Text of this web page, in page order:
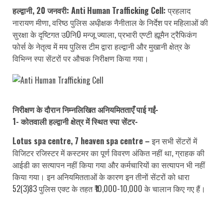
हल्द्वानी, 20 जनवरी: Anti Human Trafficking Cell: प्रहलाद
नारायण मीणा, वरिष्ठ पुलिस अधी़क्षक नैनीताल के निर्देश पर महिलाओं की
सुरक्षा के दृष्टिगत उ0नि0 मन्जू ज्याला, प्रभारी एण्टी ह्यूमैन ट्रैफिकंग
फोर्स के नेतृत्व में मय पुलिस टीम द्वारा हल्द्वानी और मुखानी क्षेत्र के
विभिन्न स्पा सेंटरों पर औचक निरीक्षण किया गया।
निरीक्षण के दौरान निम्नलिखित अनियमितताएँ पाई गईं-
1- कोतवाली हल्द्वानी क्षेत्र में स्थित स्पा सेंटर-
Lotus spa centre, 7 heaven spa centre – इन सभी सेंटरों में
विजिटर रजिस्टर में कस्टमर का पूर्ण विवरण अंकित नहीं था, ग्राहक की
आईडी का सत्यापन नहीं किया गया और कर्मचारियों का सत्यापन भी नहीं
किया गया। इन अनियमितताओं के कारण इन तीनों सेंटरों को धारा
52(3)83 पुलिस एक्ट के तहत ₹10,000-10,000 के चालान किए गए हैं।